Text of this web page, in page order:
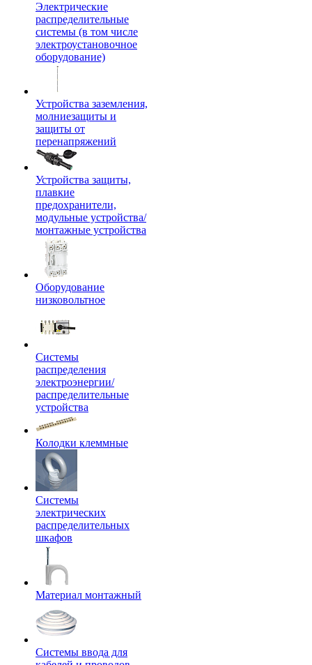
Электрические
распределительные
системы (в том числе
электроустановочное
оборудование)
Устройства заземления,
молниезащиты и
защиты от
перенапряжений
Устройства защиты,
плавкие
предохранители,
модульные устройства/
монтажные устройства
Оборудование
низковольтное
Системы
распределения
электроэнергии/
распределительные
устройства
Колодки клеммные
Системы
электрических
распределительных
шкафов
Материал монтажный
Системы ввода для